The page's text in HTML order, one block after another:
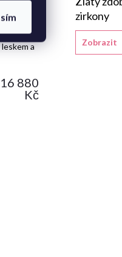
880
Kč
a
zirkony
Zobrazit